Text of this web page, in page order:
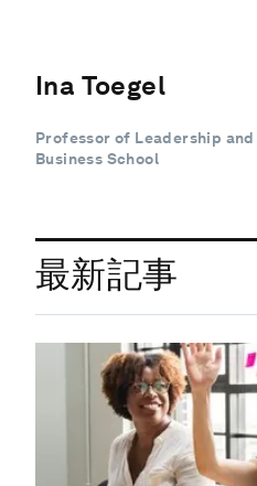
Ina Toegel
Professor of Leadership
Business School
最新記事